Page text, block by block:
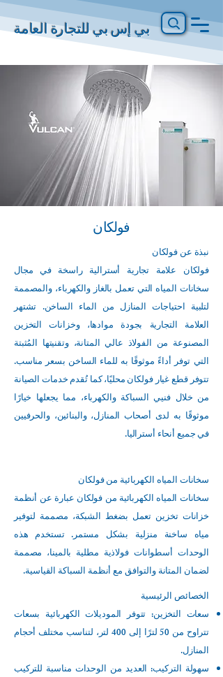
بي إس بي للتجارة العامة
فولكان
نبذة عن فولكان
فولكان علامة تجارية أسترالية راسخة في مجال
سخانات المياه التي تعمل بالغاز والكهرباء، والمصممة
لتلبية احتياجات المنازل من الماء الساخن. تشتهر
العلامة التجارية بجودة موادها، وخزانات التخزين
المصنوعة من الفولاذ عالي المتانة، وتقنيتها المُثبتة
التي توفر أداءً موثوقًا به للماء الساخن بسعر مناسب.
تتوفر قطع غيار فولكان محليًا، كما تُقدم خدمات الصيانة
من خلال فنيي السباكة والكهرباء، مما يجعلها خيارًا
موثوقًا به لدى أصحاب المنازل، والبنائين، والحرفيين
في جميع أنحاء أستراليا.
سخانات المياه الكهربائية من فولكان
سخانات المياه الكهربائية من فولكان عبارة عن أنظمة
خزانات تخزين تعمل بضغط الشبكة، مصممة لتوفير
مياه ساخنة منزلية بشكل مستمر. تستخدم هذه
الوحدات أسطوانات فولاذية مطلية بالمينا، مصممة
لضمان المتانة والتوافق مع أنظمة السباكة القياسية.
الخصائص الرئيسية
سعات التخزين: تتوفر الموديلات الكهربائية بسعات
تتراوح من 50 لترًا إلى 400 لتر، لتناسب مختلف أحجام
المنازل.
سهولة التركيب: العديد من الوحدات مناسبة للتركيب